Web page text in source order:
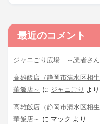
最近のコメント
ジャニごり広場 ～読者さん
高雄飯店（静岡市清水区相
華飯店～ に ジャニごり より
高雄飯店（静岡市清水区相
華飯店～ に マック より